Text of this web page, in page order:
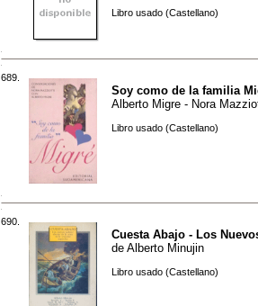
Libro usado (Castellano)
689.
Soy como de la familia
Alberto Migre - Nora
Libro usado (Castellano)
690.
Cuesta Abajo - Los
de Alberto Minujin
Libro usado (Castellano)